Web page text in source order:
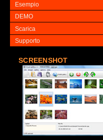
Esempio
DEMO
Scarica
Supporto
SCREENSHOT